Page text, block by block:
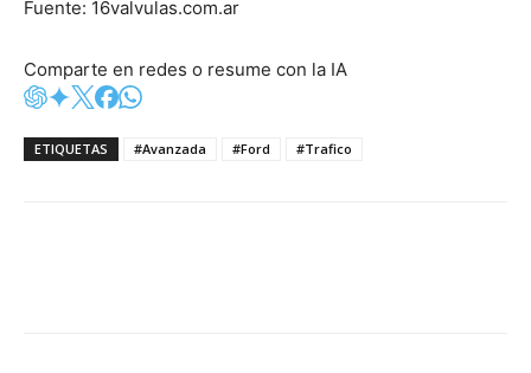
Fuente: 16valvulas.com.ar
Comparte en redes o resume con la IA
ETIQUETAS #Avanzada #Ford #Trafico